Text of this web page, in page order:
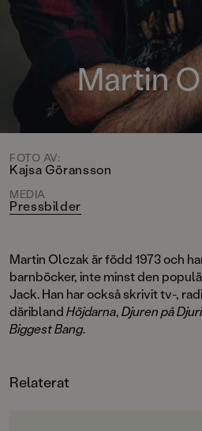
Martin
FOTO AV:
Kajsa Göransson
MEDIA
Pressbilder
Martin Olczak är född 1973 och
barnböcker, inte minst den
Jack. Han har också skrivit tv-,
däriblandHöjdarna,Djuren på
Biggest Bang.
Relaterat